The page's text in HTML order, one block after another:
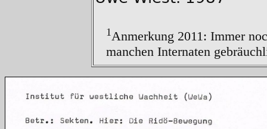
1 Anmerkung 2011: Immer
manchen Internaten